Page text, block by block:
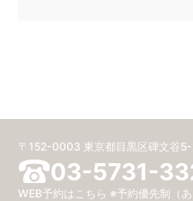
〒152-0003 東京都目黒区碑文谷
03-5731-
WEB予約はこちら ※予約優先制（